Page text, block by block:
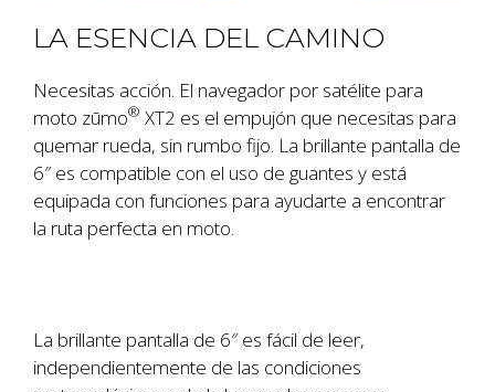
LA ESENCIA DEL CAMINO
Necesitas acción. El navegador por satélite para
moto zūmo® XT2 es el empujón que necesitas para
quemar rueda, sin rumbo fijo. La brillante pantalla de
6″ es compatible con el uso de guantes y está
equipada con funciones para ayudarte a encontrar
la ruta perfecta en moto.
La brillante pantalla de 6″ es fácil de leer,
independientemente de las condiciones